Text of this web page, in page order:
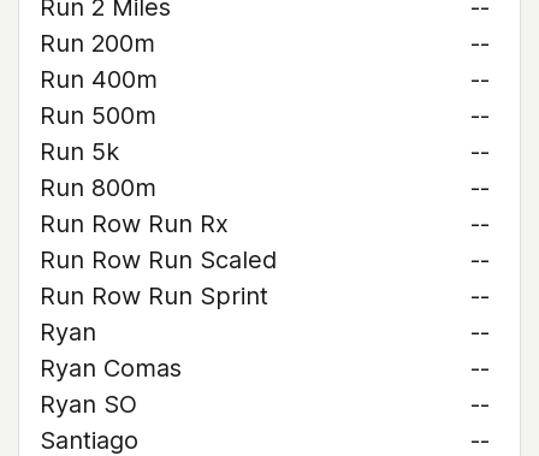
Run 2 Miles
--
Run 200m
--
Run 400m
--
Run 500m
--
Run 5k
--
Run 800m
--
Run Row Run Rx
--
Run Row Run Scaled
--
Run Row Run Sprint
--
Ryan
--
Ryan Comas
--
Ryan SO
--
Santiago
--